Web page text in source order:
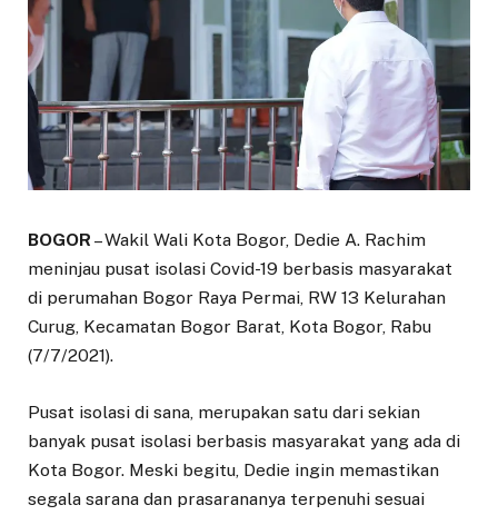
BOGOR – Wakil Wali Kota Bogor, Dedie A. Rachim
meninjau pusat isolasi Covid-19 berbasis masyarakat
di perumahan Bogor Raya Permai, RW 13 Kelurahan
Curug, Kecamatan Bogor Barat, Kota Bogor, Rabu
(7/7/2021).
Pusat isolasi di sana, merupakan satu dari sekian
banyak pusat isolasi berbasis masyarakat yang ada di
Kota Bogor. Meski begitu, Dedie ingin memastikan
segala sarana dan prasarananya terpenuhi sesuai